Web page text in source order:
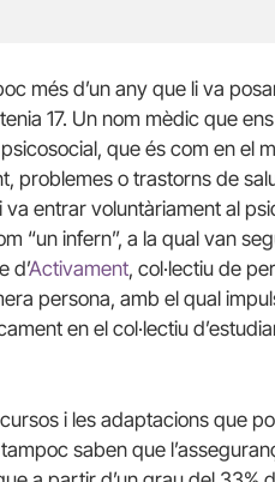
més d’un any que li va
17. Un nom mèdic que
que és com en el
problemes o trastorns de
entrar voluntàriament al
“un infern”, a la qual van
d’Activament, col·lectiu de
persona, amb el qual
en el col·lectiu
i les adaptacions que
saben que